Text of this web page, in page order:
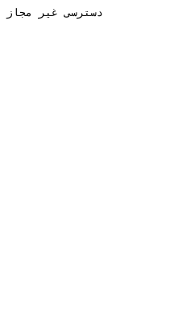
دسترسی غیر مجاز